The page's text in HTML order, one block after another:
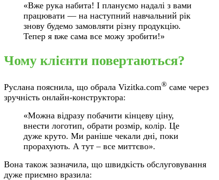
«Вже рука набита! І плануємо надалі з вами
працювати — на наступний навчальний рік
знову будемо замовляти різну продукцію.
Тепер я вже сама все можу зробити!»
Чому клієнти повертаються?
Руслана пояснила, що обрала Vizitka.com® саме через
зручність онлайн-конструктора:
«Можна відразу побачити кінцеву ціну,
внести логотип, обрати розмір, колір. Це
дуже круто. Ми раніше чекали дні, поки
прорахують. А тут – все миттєво».
Вона також зазначила, що швидкість обслуговування
дуже приємно вразила: